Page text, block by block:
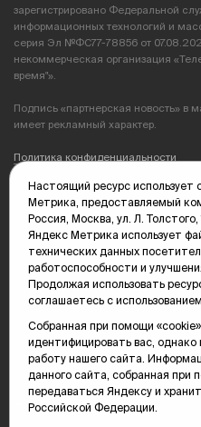
зарегистрировано Федеральной
информационных технологий и
серия Эл №ФС77-78856 от
некоммерческая организация
время"».
Подпись «партнерская новость» в
имеет рекламный характер.
Политика конфиденциальности
Редакция: 625035, Тюмень, пр.
(3452) 68-89-05
edit@vsluh.ru
Главный редактор: Панкина Т.Ю.
kika@vsluh.ru
По вопросам рекламы:
(3452) 68-89-78
kotovaev@sibinformburo.ru
mim@vsluh.ru
Настоящий ресурс использует
Метрика, предоставляемый
Россия, Москва, ул. Л.
Яндекс Метрика использует
технических данных
работоспособности и
Продолжая использовать
соглашаетесь с
Собранная при помощи
идентифицировать вас,
работу нашего сайта.
данного сайта, собранная при
передаваться Яндексу и
Российской Федерации.